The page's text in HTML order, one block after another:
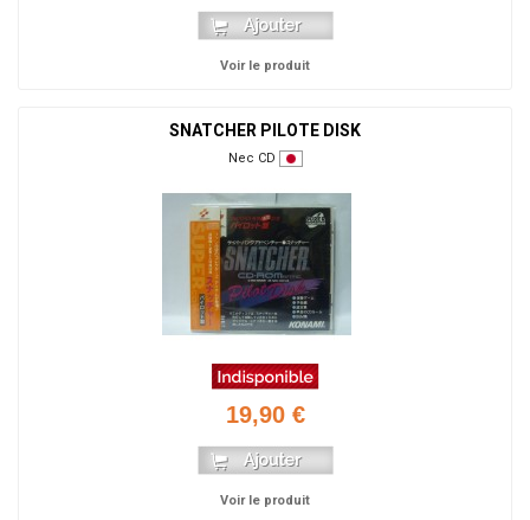
Voir le produit
SNATCHER PILOTE DISK
Nec CD
19,90 €
Voir le produit